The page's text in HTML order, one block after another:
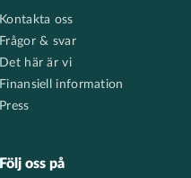
Kontakta oss
Frågor & svar
Det här är vi
Finansiell information
Press
Följ oss på